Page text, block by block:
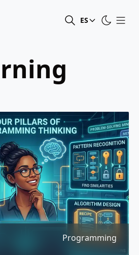
ES
Programming